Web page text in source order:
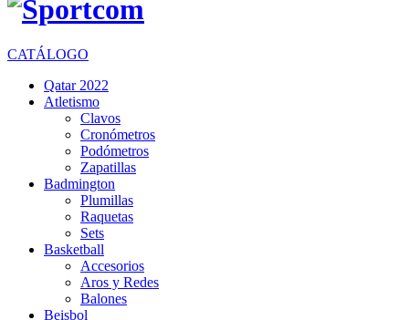
CATÁLOGO
Qatar 2022
Atletismo
Clavos
Cronómetros
Podómetros
Zapatillas
Badmington
Plumillas
Raquetas
Sets
Basketball
Accesorios
Aros y Redes
Balones
Beisbol